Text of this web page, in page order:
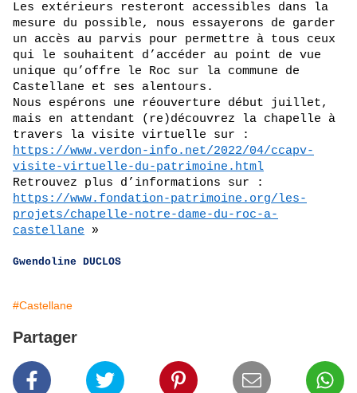
Les extérieurs resteront accessibles dans la
mesure du possible, nous essayerons de garder
un accès au parvis pour permettre à tous ceux
qui le souhaitent d’accéder au point de vue
unique qu’offre le Roc sur la commune de
Castellane et ses alentours.
Nous espérons une réouverture début juillet,
mais en attendant (re)découvrez la chapelle à
travers la visite virtuelle sur :
https://www.verdon-info.net/2022/04/ccapv-
visite-virtuelle-du-patrimoine.html
Retrouvez plus d’informations sur :
https://www.fondation-patrimoine.org/les-
projets/chapelle-notre-dame-du-roc-a-
castellane »
Gwendoline DUCLOS
#Castellane
Partager